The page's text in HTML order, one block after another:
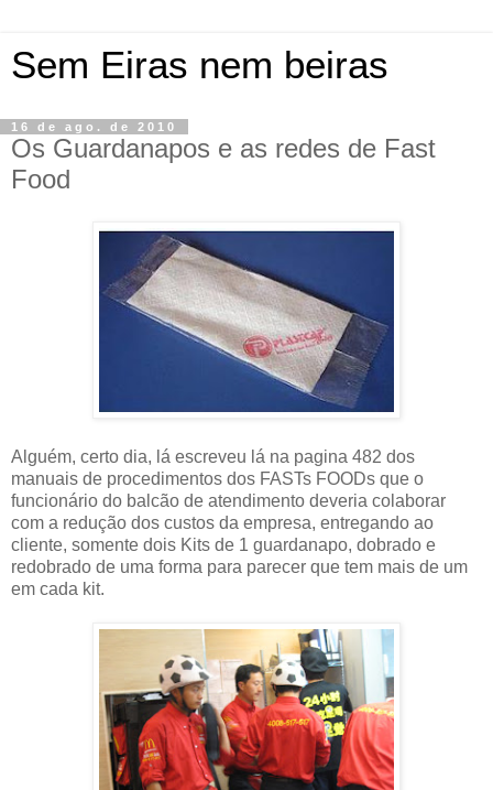
Sem Eiras nem beiras
16 de ago. de 2010
Os Guardanapos e as redes de Fast
Food
Alguém, certo dia, lá escreveu lá na pagina 482 dos
manuais de procedimentos dos FASTs FOODs que o
funcionário do balcão de atendimento deveria colaborar
com a redução dos custos da empresa, entregando ao
cliente, somente dois Kits de 1 guardanapo, dobrado e
redobrado de uma forma para parecer que tem mais de um
em cada kit.